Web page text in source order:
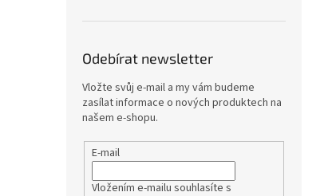
Odebírat newsletter
Vložte svůj e-mail a my vám budeme
zasílat informace o nových produktech na
našem e-shopu.
E-mail
Vložením e-mailu souhlasíte s